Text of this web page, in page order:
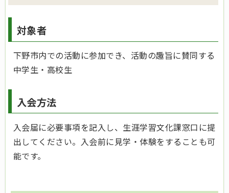
対象者
下野市内での活動に参加でき、活動の趣旨に賛同する
中学生・高校生
入会方法
入会届に必要事項を記入し、生涯学習文化課窓口に提
出してください。入会前に見学・体験をすることも可
能です。